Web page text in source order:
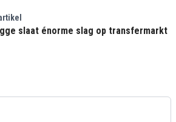
slaat énorme slag op transfermarkt